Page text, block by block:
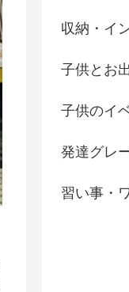
収納・イ
子供とお
子供のイ
発達グレ
習い事・